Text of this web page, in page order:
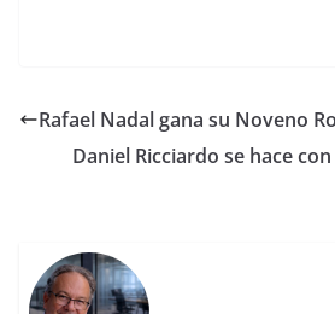
Rafael Nadal gana su Noveno
Daniel Ricciardo se hace